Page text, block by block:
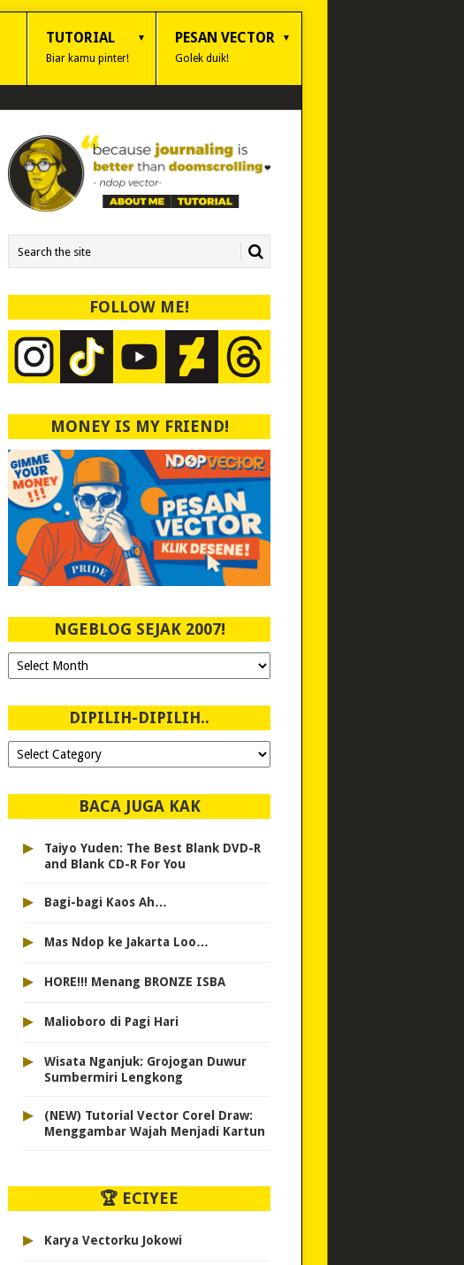
TUTORIAL
Biar kamu pinter!
PESAN VECTOR
Golek duik!
FOLLOW ME!
MONEY IS MY FRIEND!
NGEBLOG SEJAK 2007!
Ngeblog
Sejak
DIPILIH-DIPILIH..
Dipilih-
dipilih..
BACA JUGA KAK
▸
Taiyo Yuden: The Best Blank DVD-R
and Blank CD-R For You
▸ Bagi-bagi Kaos Ah…
▸ Mas Ndop ke Jakarta Loo…
▸ HORE!!! Menang BRONZE ISBA
▸ Malioboro di Pagi Hari
▸
Wisata Nganjuk: Grojogan Duwur
Sumbermiri Lengkong
▸
(NEW) Tutorial Vector Corel Draw:
Menggambar Wajah Menjadi Kartun
🏆 ECIYEE
▸ Karya Vectorku Jokowi